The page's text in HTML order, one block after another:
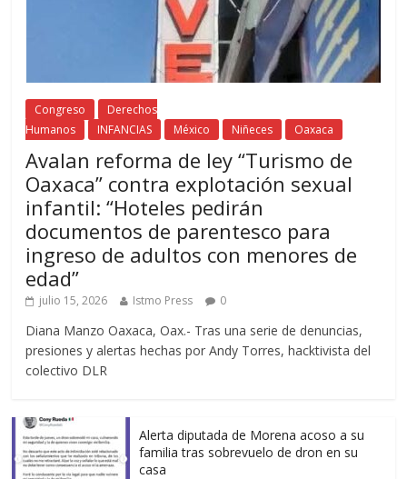
Congreso
Derechos
Humanos
INFANCIAS México Niñeces Oaxaca
Avalan reforma de ley “Turismo de
Oaxaca” contra explotación sexual
infantil: “Hoteles pedirán
documentos de parentesco para
ingreso de adultos con menores de
edad”
julio 15, 2026 Istmo Press 0
Diana Manzo Oaxaca, Oax.- Tras una serie de denuncias,
presiones y alertas hechas por Andy Torres, hacktivista del
colectivo DLR
Alerta diputada de Morena acoso a su
familia tras sobrevuelo de dron en su
casa